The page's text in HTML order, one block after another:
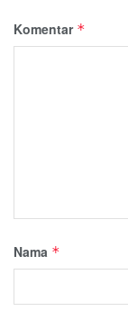
Komentar *
Nama *